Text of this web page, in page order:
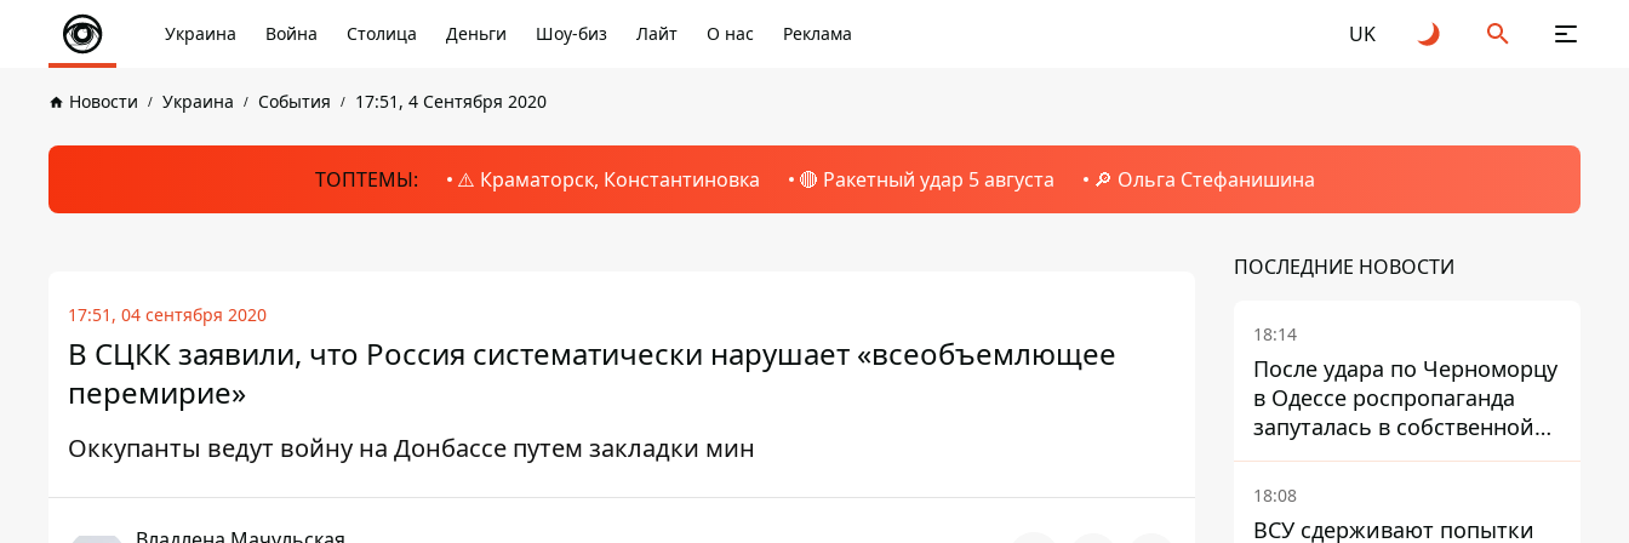
Украина Война Столица Деньги Шоу-биз Лайт О нас Реклама UK
Новости Украина События 17:51, 4 Сентября 2020
ТОПТЕМЫ: ⚠️ Краматорск, Константиновка 🔴 Ракетный удар 5 августа 🔎 Ольга Стефанишина
17:51, 04 сентября 2020
В СЦКК заявили, что Россия систематически нарушает «всеобъемлющее
перемирие»
Оккупанты ведут войну на Донбассе путем закладки мин
ПОСЛЕДНИЕ НОВОСТИ
18:14
После удара по Черноморцу
в Одессе роспропаганда
запуталась в собственной
лжи
18:08
ВСУ сдерживают попытки